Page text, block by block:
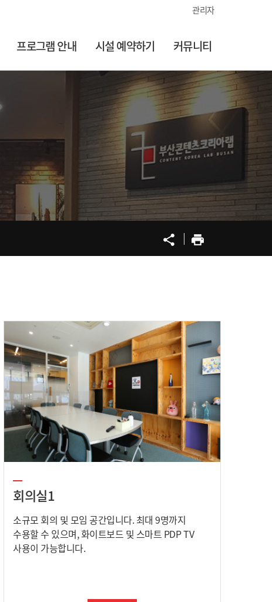
관리자
프로그램 안내 시설 예약하기 커뮤니티
share 공유print
회의실1
소규모 회의 및 모임 공간입니다. 최대 9명까지
수용할 수 있으며, 화이트보드 및 스마트 PDP TV
사용이 가능합니다.